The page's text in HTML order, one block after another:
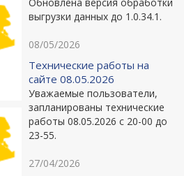
выгрузки данных до 1.0.34.1.
08/05/2026
Технические работы на
сайте 08.05.2026
Уважаемые пользователи,
запланированы технические
работы 08.05.2026 с 20-00 до
23-55.
27/04/2026